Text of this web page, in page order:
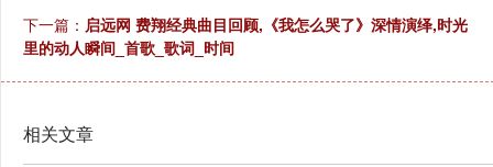
下一篇： 启远网 费翔经典曲目回顾,《我怎么哭了》深情演绎,时光
里的动人瞬间_首歌_歌词_时间
相关文章